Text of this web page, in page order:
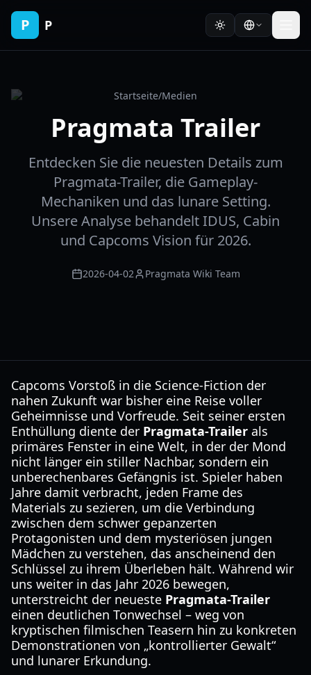
P P
Startseite/Medien
Pragmata Trailer
Entdecken Sie die neuesten Details zum
Pragmata-Trailer, die Gameplay-
Mechaniken und das lunare Setting.
Unsere Analyse behandelt IDUS, Cabin
und Capcoms Vision für 2026.
2026-04-02 Pragmata Wiki Team
Capcoms Vorstoß in die Science-Fiction der
nahen Zukunft war bisher eine Reise voller
Geheimnisse und Vorfreude. Seit seiner ersten
Enthüllung diente der Pragmata-Trailer als
primäres Fenster in eine Welt, in der der Mond
nicht länger ein stiller Nachbar, sondern ein
unberechenbares Gefängnis ist. Spieler haben
Jahre damit verbracht, jeden Frame des
Materials zu sezieren, um die Verbindung
zwischen dem schwer gepanzerten
Protagonisten und dem mysteriösen jungen
Mädchen zu verstehen, das anscheinend den
Schlüssel zu ihrem Überleben hält. Während wir
uns weiter in das Jahr 2026 bewegen,
unterstreicht der neueste Pragmata-Trailer
einen deutlichen Tonwechsel – weg von
kryptischen filmischen Teasern hin zu konkreten
Demonstrationen von „kontrollierter Gewalt“
und lunarer Erkundung.